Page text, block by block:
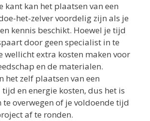
kant kan het plaatsen van een
het-zelver voordelig zijn als je
kennis beschikt. Hoewel je tijd
door geen specialist in te
wellicht extra kosten maken voor
en de materialen.
het zelf plaatsen van een
en energie kosten, dus het is
overwegen of je voldoende tijd
af te ronden.